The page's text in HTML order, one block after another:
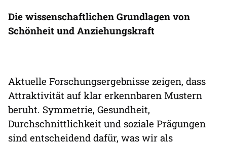
Die wissenschaftlichen Grundlagen von
Schönheit und Anziehungskraft
Aktuelle Forschungsergebnisse zeigen, dass
Attraktivität auf klar erkennbaren Mustern
beruht. Symmetrie, Gesundheit,
Durchschnittlichkeit und soziale Prägungen
sind entscheidend dafür, was wir als